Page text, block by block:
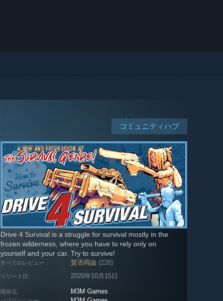
コミュニティハブ
Drive 4 Survival is a struggle for survival mostly in the
frozen wilderness, where you have to rely only on
yourself and your car. Try to survive!
すべてのレビュー： 賛否両論 (228)
リリース日: 2020年10月15日
開発元: M3M Games